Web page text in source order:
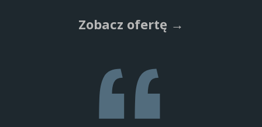
Zobacz ofertę →